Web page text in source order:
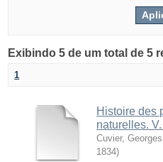
Exibindo 5 de um total de 5
1
Histoire des
naturelles. V.
Cuvier, Georges
1834)